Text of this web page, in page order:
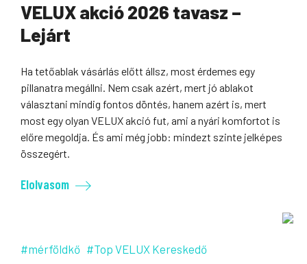
VELUX akció 2026 tavasz –
Lejárt
Ha tetőablak vásárlás előtt állsz, most érdemes egy
pillanatra megállni. Nem csak azért, mert jó ablakot
választani mindig fontos döntés, hanem azért is, mert
most egy olyan VELUX akció fut, ami a nyári komfortot is
előre megoldja. És ami még jobb: mindezt szinte jelképes
összegért.
Elolvasom
#mérföldkő #Top VELUX Kereskedő